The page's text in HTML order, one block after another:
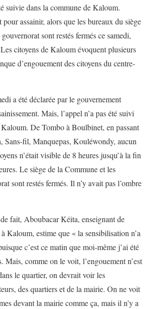
suivie dans la commune de Kaloum.
assainir, alors que les bureaux du siège
sont restés fermés ce samedi,
citoyens de Kaloum évoquent plusieurs
d’engouement des citoyens du centre-
a été déclarée par le gouvernement
Mais, l’appel n’a pas été suivi
De Tombo à Boulbinet, en passant
Sans-fil, Manquepas, Kouléwondy, aucun
n’était visible de 8 heures jusqu’à la fin
Le siège de la Commune et les
sont restés fermés. Il n’y avait pas l’ombre
fait, Aboubacar Kéita, enseignant de
Kaloum, estime que « la sensibilisation n’a
c’est ce matin que moi-même j’ai été
Mais, comme on le voit, l’engouement n’est
le quartier, on devrait voir les
des quartiers et de la mairie. On ne voit
devant la mairie comme ça, mais il n’y a